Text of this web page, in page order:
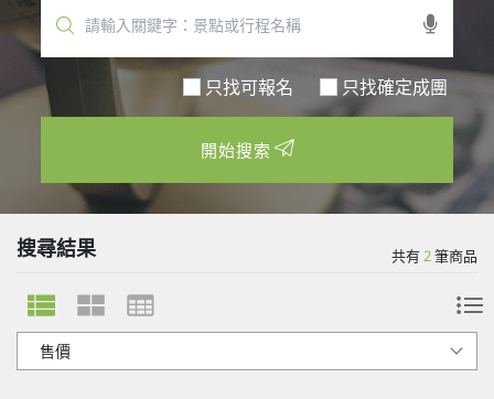
只找可報名
開始搜索
搜尋結果 共有2筆商品